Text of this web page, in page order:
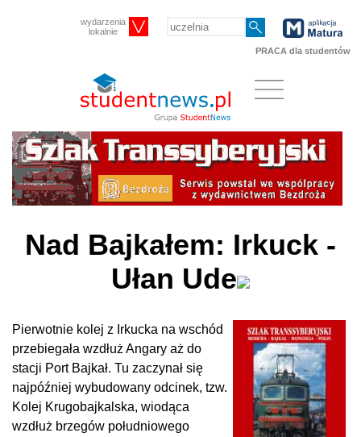
wydarzenia
lokalnie
PRACA dla studentów
Nad Bajkałem: Irkuck -
Ułan Ude
Pierwotnie kolej z Irkucka na wschód
przebiegała wzdłuż Angary aż do
stacji Port Bajkał. Tu zaczynał się
najpóźniej wybudowany odcinek, tzw.
Kolej Krugobajkalska, wiodąca
wzdłuż brzegów południowego